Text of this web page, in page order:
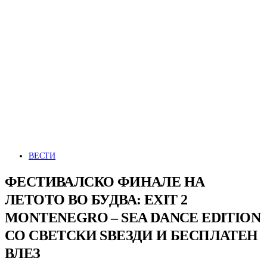
ВЕСТИ
ФЕСТИВАЛСКО ФИНАЛЕ НА
ЛЕТОТО ВО БУДВА: EXIT 2
MONTENEGRO – SEA DANCE EDITION
СО СВЕТСКИ ЅВЕЗДИ И БЕСПЛАТЕН
ВЛЕЗ